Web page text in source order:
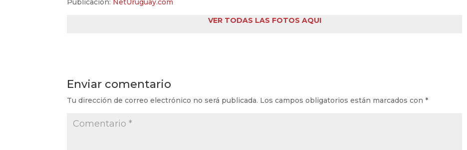
Publicación: NetUruguay.com
VER TODAS LAS FOTOS AQUI
Enviar comentario
Tu dirección de correo electrónico no será publicada. Los campos obligatorios están marcados con*